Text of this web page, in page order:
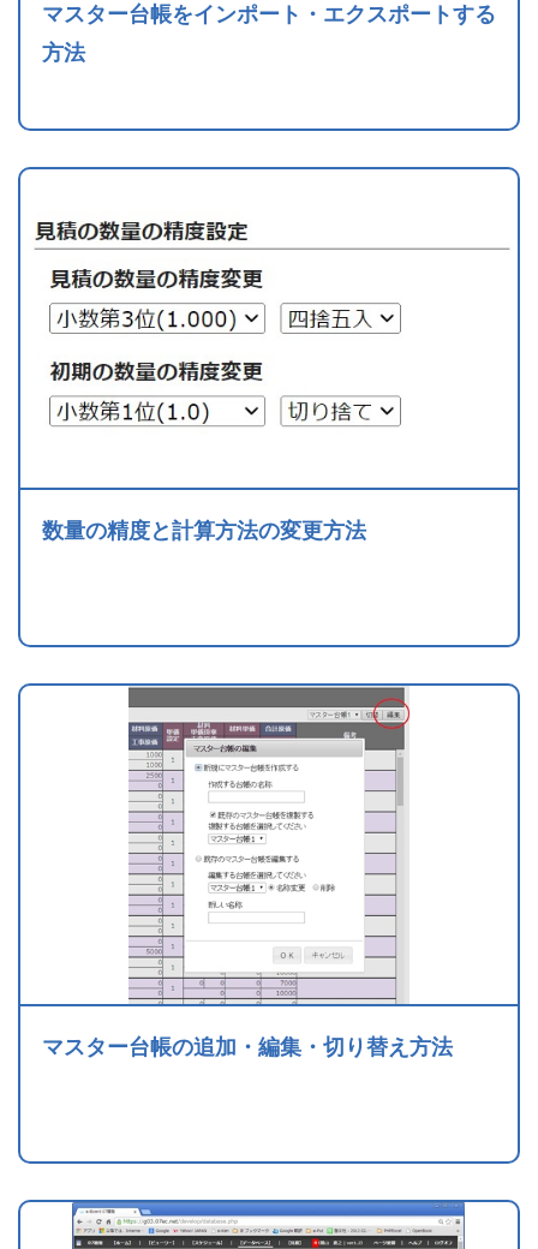
マスター台帳をインポート・エクスポートする
方法
数量の精度と計算方法の変更方法
マスター台帳の追加・編集・切り替え方法